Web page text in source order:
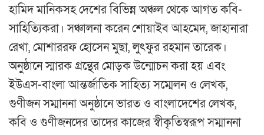
হামিদ মানিকসহ দেশের বিভিন্ন অঞ্চল থেকে আগত কবি-
সাহিত্যিকরা। সঞ্চালনা করেন শোয়াইব আহমেদ, জাহানারা
রেখা, মোশাররফ হোসেন মুছা, লুৎফুর রহমান তারেক।
অনুষ্ঠানে স্মারক গ্রন্থের মোড়ক উন্মোচন করা হয় এবং
ইউএস-বাংলা আন্তর্জাতিক সাহিত্য সম্মেলন ও লেখক,
গুণীজন সম্মাননা অনুষ্ঠানে ভারত ও বাংলাদেশের লেখক,
কবি ও গুণীজনদের তাদের কাজের স্বীকৃতিস্বরূপ সম্মাননা